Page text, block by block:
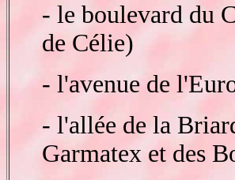
- le boulevard du
de Célie)
- l'avenue de
- l'allée de la
Garmatex et des